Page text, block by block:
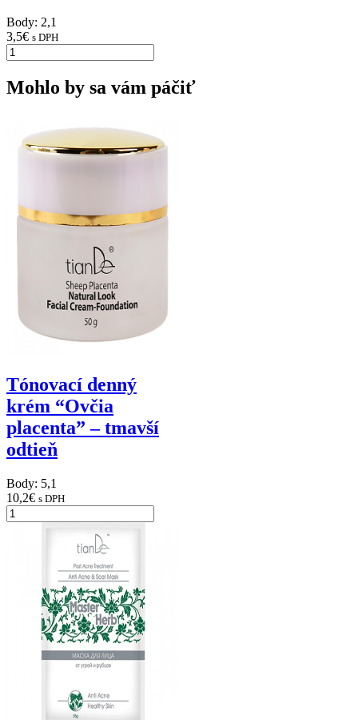
Body: 2,1
3,5€ s DPH
Mohlo by sa vám páčiť
Tónovací denný
krém “Ovčia
placenta” – tmavší
odtieň
Body: 5,1
10,2€ s DPH